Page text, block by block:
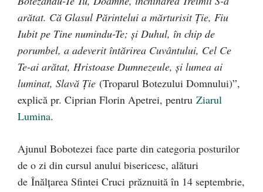
arătat. Că Glasul Părintelui a mărturisit Ţie, Fiu
Iubit pe Tine numindu-Te; şi Duhul, în chip de
porumbel, a adeverit întărirea Cuvântului, Cel Ce
Te-ai arătat, Hristoase Dumnezeule, şi lumea ai
luminat, Slavă Ţie (Troparul Botezului Domnului)”,
explică pr. Ciprian Florin Apetrei, pentru Ziarul
Lumina.
Ajunul Bobotezei face parte din categoria posturilor
de o zi din cursul anului bisericesc, alături
de Înălțarea Sfintei Cruci prăznuită în 14 septembrie,